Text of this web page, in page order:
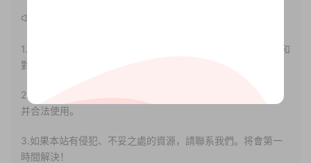
1.本站部分内容轉載自其它媒體，但并不代表本站贊同其觀點和
對其真實性負責。
2.若您需要商業運營或用于其他商業活動，請您購買正版授權
并合法使用。
3.如果本站有侵犯、不妥之處的資源，請聯系我們。将會第一
時間解決！